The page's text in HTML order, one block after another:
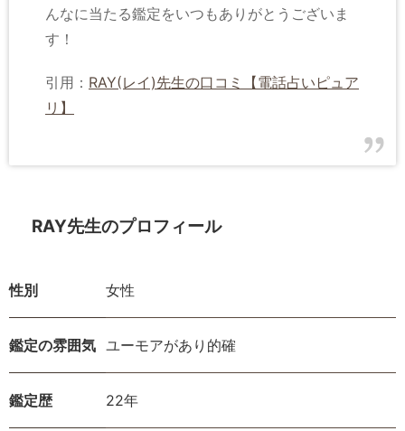
んなに当たる鑑定をいつもありがとうございま
す！
引用： RAY(レイ)先生の口コミ【電話占いピュア
リ】
RAY先生のプロフィール
性別 女性
鑑定の雰囲気 ユーモアがあり的確
鑑定歴 22年